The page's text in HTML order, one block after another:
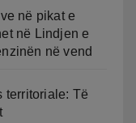
në pikat e
në Lindjen e
në vend
territoriale: Të